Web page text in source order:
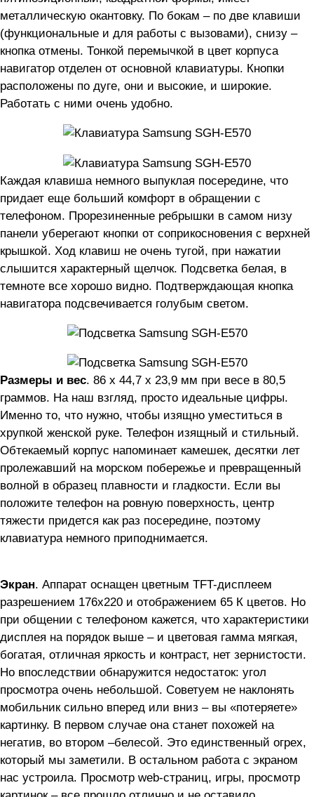
металлическую окантовку. По бокам – по две клавиши
(функциональные и для работы с вызовами), снизу –
кнопка отмены. Тонкой перемычкой в цвет корпуса
навигатор отделен от основной клавиатуры. Кнопки
расположены по дуге, они и высокие, и широкие.
Работать с ними очень удобно.
Каждая клавиша немного выпуклая посередине, что
придает еще больший комфорт в обращении с
телефоном. Прорезиненные ребрышки в самом низу
панели уберегают кнопки от соприкосновения с верхней
крышкой. Ход клавиш не очень тугой, при нажатии
слышится характерный щелчок. Подсветка белая, в
темноте все хорошо видно. Подтверждающая кнопка
навигатора подсвечивается голубым светом.
Размеры и вес. 86 x 44,7 x 23,9 мм при весе в 80,5
граммов. На наш взгляд, просто идеальные цифры.
Именно то, что нужно, чтобы изящно уместиться в
хрупкой женской руке. Телефон изящный и стильный.
Обтекаемый корпус напоминает камешек, десятки лет
пролежавший на морском побережье и превращенный
волной в образец плавности и гладкости. Если вы
положите телефон на ровную поверхность, центр
тяжести придется как раз посередине, поэтому
клавиатура немного приподнимается.
Экран. Аппарат оснащен цветным TFT-дисплеем
разрешением 176х220 и отображением 65 К цветов. Но
при общении с телефоном кажется, что характеристики
дисплея на порядок выше – и цветовая гамма мягкая,
богатая, отличная яркость и контраст, нет зернистости.
Но впоследствии обнаружится недостаток: угол
просмотра очень небольшой. Советуем не наклонять
мобильник сильно вперед или вниз – вы «потеряете»
картинку. В первом случае она станет похожей на
негатив, во втором –белесой. Это единственный огрех,
который мы заметили. В остальном работа с экраном
нас устроила. Просмотр web-страниц, игры, просмотр